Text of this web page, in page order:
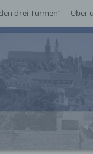
drei Türmen“ Über